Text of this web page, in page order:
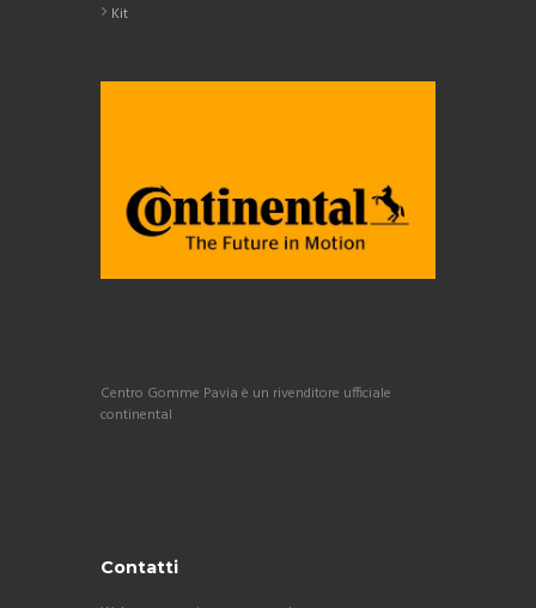
Kit
Centro Gomme Pavia è un rivenditore ufficiale
continental
Contatti